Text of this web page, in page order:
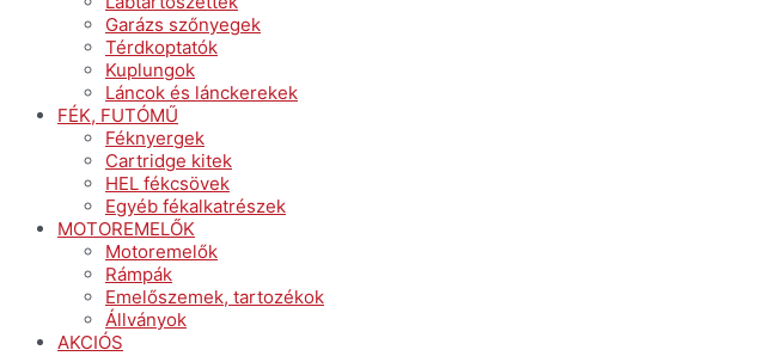
Garázs szőnyegek
Térdkoptatók
Kuplungok
Láncok és lánckerekek
FÉK, FUTÓMŰ
Féknyergek
Cartridge kitek
HEL fékcsövek
Egyéb fékalkatrészek
MOTOREMELŐK
Motoremelők
Rámpák
Emelőszemek, tartozékok
Állványok
AKCIÓS